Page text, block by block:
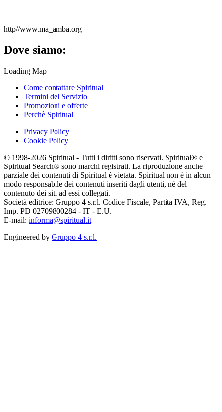
http//www.ma_amba.org
Dove siamo:
Loading Map
Come contattare Spiritual
Termini del Servizio
Promozioni e offerte
Perchè Spiritual
Privacy Policy
Cookie Policy
© 1998-2026 Spiritual - Tutti i diritti sono riservati. Spiritual® e
Spiritual Search® sono marchi registrati. La riproduzione anche
parziale dei contenuti di Spiritual è vietata. Spiritual non è in alcun
modo responsabile dei contenuti inseriti dagli utenti, né del
contenuto dei siti ad essi collegati.
Società editrice: Gruppo 4 s.r.l. Codice Fiscale, Partita IVA, Reg.
Imp. PD 02709800284 - IT - E.U.
E-mail: informa@spiritual.it
Engineered by Gruppo 4 s.r.l.